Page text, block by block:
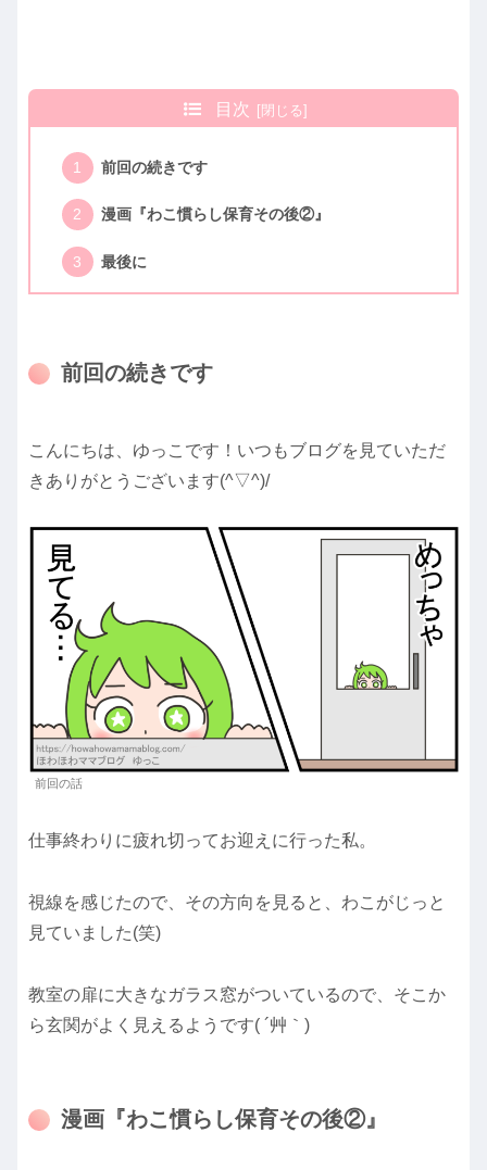
目次
前回の続きです
漫画『わこ慣らし保育その後②』
最後に
前回の続きです
こんにちは、ゆっこです！いつもブログを見ていただ
きありがとうございます(^▽^)/
前回の話
仕事終わりに疲れ切ってお迎えに行った私。
視線を感じたので、その方向を見ると、わこがじっと
見ていました(笑)
教室の扉に大きなガラス窓がついているので、そこか
ら玄関がよく見えるようです( ´艸｀)
漫画『わこ慣らし保育その後②』